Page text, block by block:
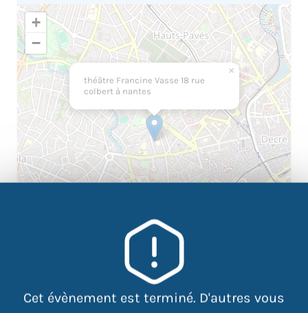
Cet évènement est terminé. D'autres vous
théâtre Francine Vasse 18 rue
colbert à nantes
×
+
−
Leaflet |©